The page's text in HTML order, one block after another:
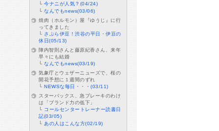
└今ナニが人気？(04/24)
└なんでもnews(03/06)
焼肉（ホルモン）屋『ゆうじ』に行
ってきました
└ さぷら伊豆！渋谷の平日・伊豆の
休日(05/13)
陣内智則さんと藤原紀香さん、来年
早々にも結婚
└なんでもnews(03/19)
気象庁とウェザーニューズで、桜の
開花予想に１週間のずれ
└NEWSな毎日・・・(03/11)
スターバックス、急ブレーキのわけ
は「ブランド力の低下」
└ コールセンタートレーナー読書日
記(03/05)
└ あの人はこんな方(02/19)